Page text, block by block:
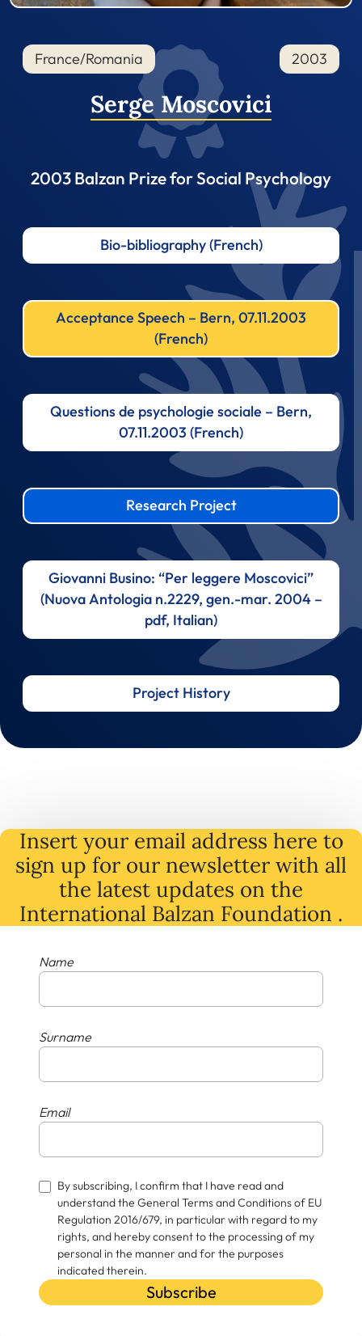
France/Romania 2003
Serge Moscovici
2003 Balzan Prize for Social Psychology
Bio-bibliography (French)
Acceptance Speech – Bern, 07.11.2003
(French)
Questions de psychologie sociale – Bern,
07.11.2003 (French)
Research Project
Giovanni Busino: “Per leggere Moscovici”
(Nuova Antologia n.2229, gen.-mar. 2004 –
pdf, Italian)
Project History
Insert your email address here to
sign up for our newsletter with all
the latest updates on the
International Balzan Foundation .
Name
Surname
Email
By subscribing, I confirm that I have read and
understand the General Terms and Conditions of EU
Regulation 2016/679, in particular with regard to my
rights, and hereby consent to the processing of my
personal in the manner and for the purposes
indicated therein.
Subscribe